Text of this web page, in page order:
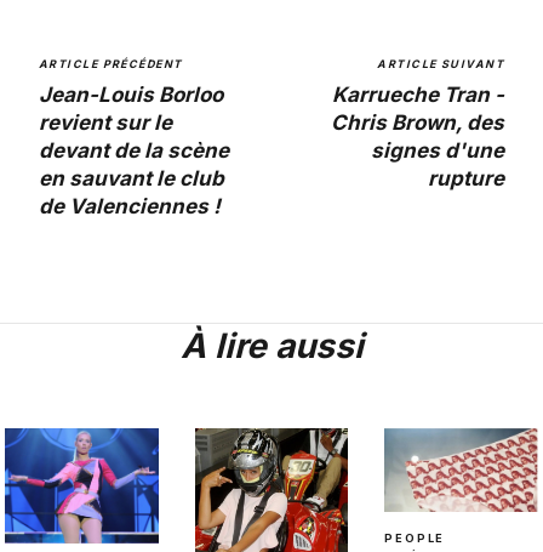
ARTICLE PRÉCÉDENT
Jean-Louis Borloo
revient sur le
devant de la scène
en sauvant le club
de Valenciennes !
ARTICLE SUIVANT
Karrueche Tran -
Chris Brown, des
signes d'une
rupture
À lire aussi
PEOPLE